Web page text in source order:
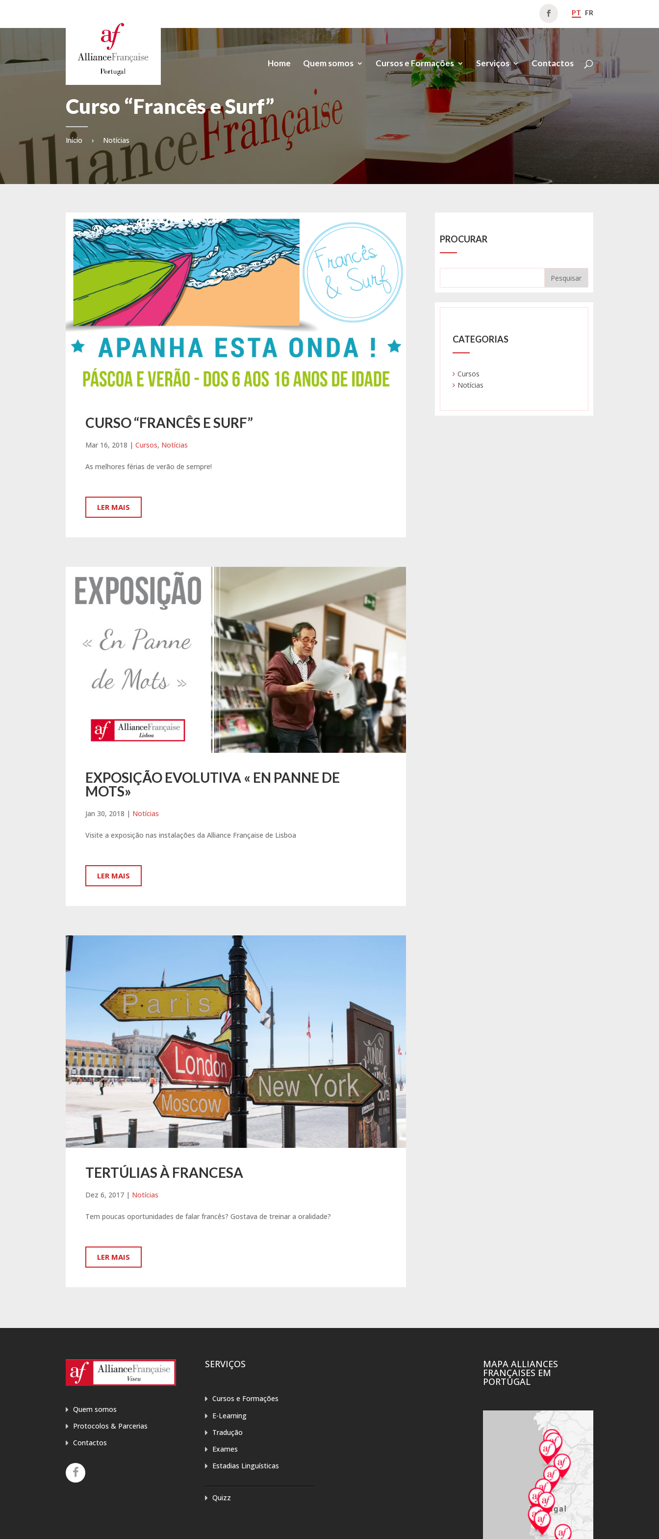
PT FR
Home Quem somos Cursos e Formações Serviços Contactos
Curso “Francês e Surf”
Início › Notícias
CURSO “FRANCÊS E SURF”
Mar 16, 2018 |Cursos, Notícias
As melhores férias de verão de sempre!
LER MAIS
EXPOSIÇÃO EVOLUTIVA « EN PANNE DE
MOTS»
Jan 30, 2018 | Notícias
Visite a exposição nas instalações da Alliance Française de Lisboa
LER MAIS
TERTÚLIAS À FRANCESA
Dez 6, 2017 | Notícias
Tem poucas oportunidades de falar francês? Gostava de treinar a oralidade?
LER MAIS
PROCURAR
CATEGORIAS
Cursos
Notícias
Quem somos
Protocolos & Parcerias
Contactos
SERVIÇOS
Cursos e Formações
E-Learning
Tradução
Exames
Estadias Linguísticas
Quizz
MAPA ALLIANCES
FRANÇAISES EM
PORTUGAL